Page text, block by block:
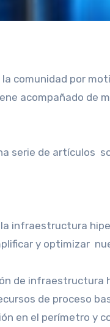
comunidad por
acompañado de
serie de artículos
infraestructura
y optimizar
de
de proceso
en el perímetro y